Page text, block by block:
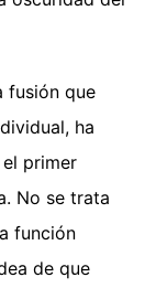
fusión que
ha
primer
No se trata
función
de que